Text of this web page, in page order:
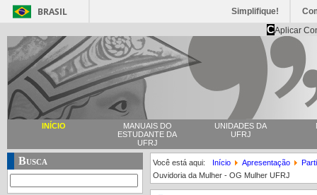
BRASIL Simplifique!
CAplicar
INÍCIO
MANUAIS DO
ESTUDANTE DA
UFRJ
UNIDADES DA
UFRJ
Busca Você está aqui: Início Apresentação
Ouvidoria da Mulher - OG Mulher UFRJ